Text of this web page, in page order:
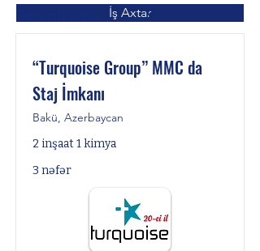
İş Axtar9
“Turquoise Group” MMC da
Staj İmkanı
Bakü, Azerbaycan
2 inşaat 1 kimya
3 nəfər